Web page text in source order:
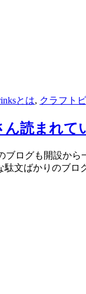
とは, クラフト
ん読まれて
ブログも開設か
駄文ばかりのブ